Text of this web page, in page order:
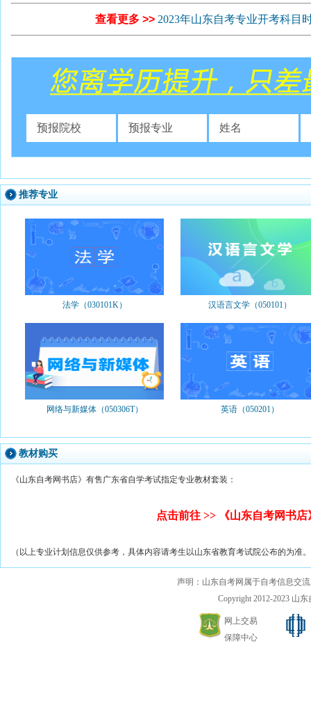
查看更多 >> 2023年山东自考专业开考科目
推荐专业
法学（030101K） 汉语言文学（050101）
网络与新媒体（050306T） 英语（050201）
教材购买
《山东自考网书店》有售广东省自学考试指定专业教材套装：
点击前往 >> 《山东自考网书店
（以上专业计划信息仅供参考，具体内容请考生以山东省教育考试院公布的为准
声明：山东自考网属于自考信息交
Copyright 2012-2023 山
网上交易
保障中心